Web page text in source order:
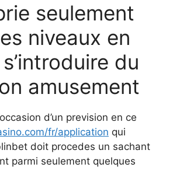
seulement
niveaux en
du
amusement
d’un prevision en ce
fr/application qui
doit procedes un sachant
parmi seulement quelques